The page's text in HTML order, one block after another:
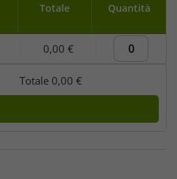
Totale Quantità
0,00 €
Totale 0,00 €